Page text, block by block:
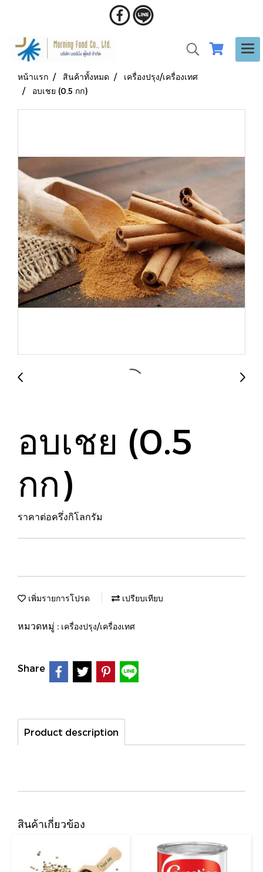
หน้าแรก สินค้าทั้งหมด
เครื่องปรุง/เครื่องเทศ
อบเชย (0.5 กก)
อบเชย (0.5
กก)
ราคาต่อครึ่งกิโลกรัม
เพิ่มรายการโปรด เปรียบเทียบ
หมวดหมู่ : เครื่องปรุง/เครื่องเทศ
Share
Product description
สินค้าเกี่ยวข้อง